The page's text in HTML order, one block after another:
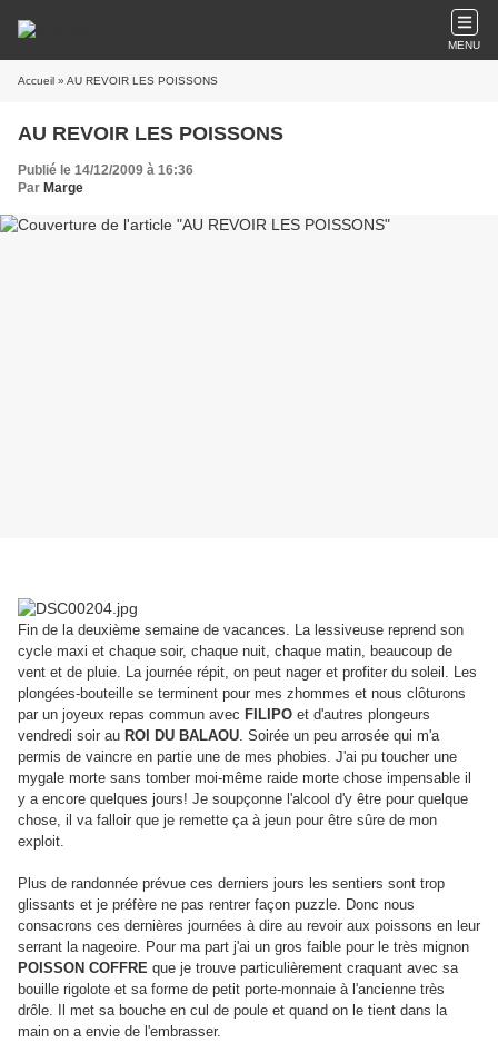
MENU
Accueil » AU REVOIR LES POISSONS
AU REVOIR LES POISSONS
Publié le 14/12/2009 à 16:36
Par Marge
Fin de la deuxième semaine de vacances. La lessiveuse reprend son
cycle maxi et chaque soir, chaque nuit, chaque matin, beaucoup de
vent et de pluie. La journée répit, on peut nager et profiter du soleil. Les
plongées-bouteille se terminent pour mes zhommes et nous clôturons
par un joyeux repas commun avec FILIPO et d'autres plongeurs
vendredi soir au ROI DU BALAOU. Soirée un peu arrosée qui m'a
permis de vaincre en partie une de mes phobies. J'ai pu toucher une
mygale morte sans tomber moi-même raide morte chose impensable il
y a encore quelques jours! Je soupçonne l'alcool d'y être pour quelque
chose, il va falloir que je remette ça à jeun pour être sûre de mon
exploit.
Plus de randonnée prévue ces derniers jours les sentiers sont trop
glissants et je préfère ne pas rentrer façon puzzle. Donc nous
consacrons ces dernières journées à dire au revoir aux poissons en leur
serrant la nageoire. Pour ma part j'ai un gros faible pour le très mignon
POISSON COFFRE que je trouve particulièrement craquant avec sa
bouille rigolote et sa forme de petit porte-monnaie à l'ancienne très
drôle. Il met sa bouche en cul de poule et quand on le tient dans la
main on a envie de l'embrasser.